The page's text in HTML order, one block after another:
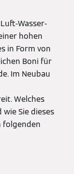
Wasser-
hohen
in Form von
Boni für
Im Neubau
Welches
Sie dieses
folgenden